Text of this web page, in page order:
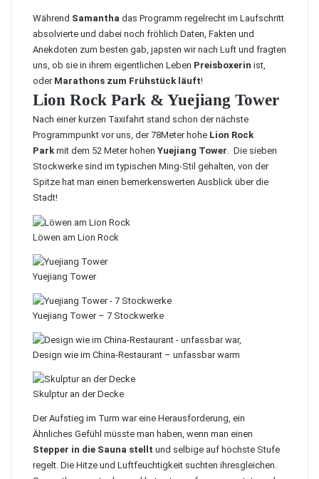
Während Samantha das Programm regelrecht im Laufschritt
absolvierte und dabei noch fröhlich Daten, Fakten und
Anekdoten zum besten gab, japsten wir nach Luft und fragten
uns, ob sie in ihrem eigentlichen Leben Preisboxerin ist,
oder Marathons zum Frühstück läuft!
Lion Rock Park & Yuejiang Tower
Nach einer kurzen Taxifahrt stand schon der nächste
Programmpunkt vor uns, der 78Meter hohe Lion Rock
Park mit dem 52 Meter hohen Yuejiang Tower. Die sieben
Stockwerke sind im typischen Ming-Stil gehalten, von der
Spitze hat man einen bemerkenswerten Ausblick über die
Stadt!
Löwen am Lion Rock
Yuejiang Tower
Yuejiang Tower – 7 Stockwerke
Design wie im China-Restaurant – unfassbar warm
Skulptur an der Decke
Der Aufstieg im Turm war eine Herausforderung, ein
Ähnliches Gefühl müsste man haben, wenn man einen
Stepper in die Sauna stellt und selbige auf höchste Stufe
regelt. Die Hitze und Luftfeuchtigkeit suchten ihresgleichen.